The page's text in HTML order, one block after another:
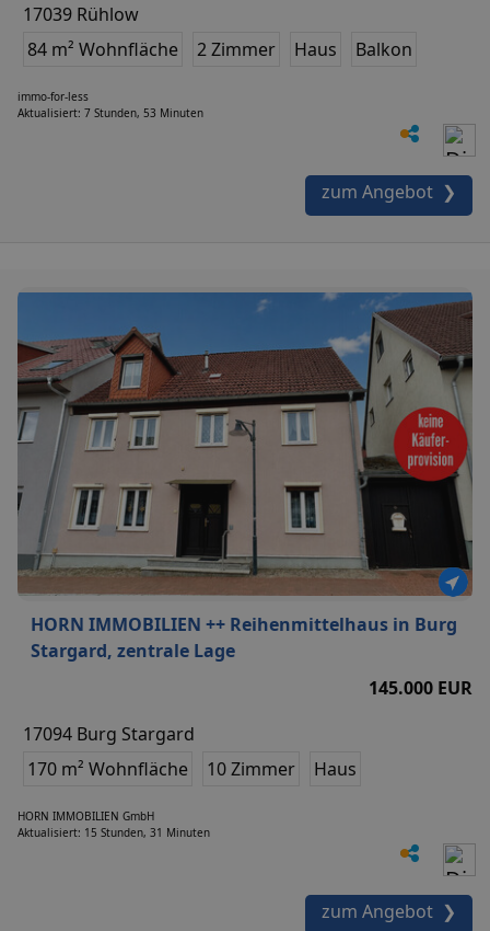
17039 Rühlow
84 m² Wohnfläche
2 Zimmer Haus Balkon
immo-for-less
Aktualisiert: 7 Stunden, 53 Minuten
zum Angebot ❯
HORN IMMOBILIEN ++ Reihenmittelhaus in Burg
Stargard, zentrale Lage
145.000 EUR
17094 Burg Stargard
170 m² Wohnfläche
10 Zimmer Haus
HORN IMMOBILIEN GmbH
Aktualisiert: 15 Stunden, 31 Minuten
zum Angebot ❯